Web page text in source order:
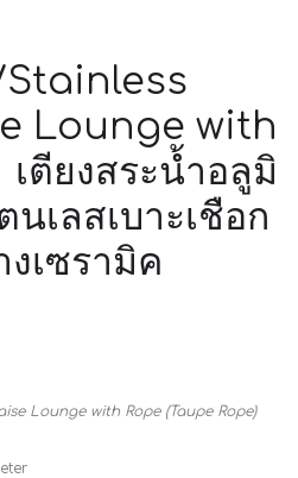
Lounge with
ตียงสระน้ำอลูมิ
เลสเบาะเชือก
เซรามิค
Lounge with Rope (Taupe Rope)